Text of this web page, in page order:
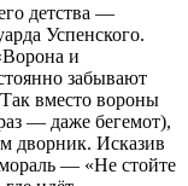
детства —
Успенского.
и
забывают
вместо вороны
— даже бегемот),
дворник. Исказив
— «Не стойте